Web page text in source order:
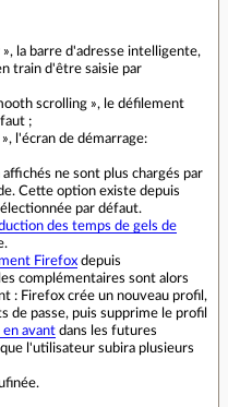
la barre d'adresse intelligente,
train d'être saisie par
scrolling », le défilement
;
l'écran de démarrage:
ne sont plus chargés par
Cette option existe depuis
par défaut.
des temps de gels de
Firefox depuis
complémentaires sont alors
: Firefox crée un nouveau profil,
de passe, puis supprime le profil
en avant dans les futures
l'utilisateur subira plusieurs